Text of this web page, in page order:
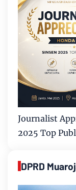
Journalist
2025 Top
DPRD